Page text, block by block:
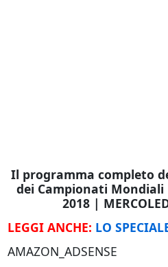
Il programma completo
dei Campionati Mondiali
2018 |
LEGGI ANCHE: LO
AMAZON_ADSENSE